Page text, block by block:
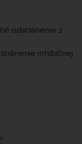
odstránenie z
inhibičnej